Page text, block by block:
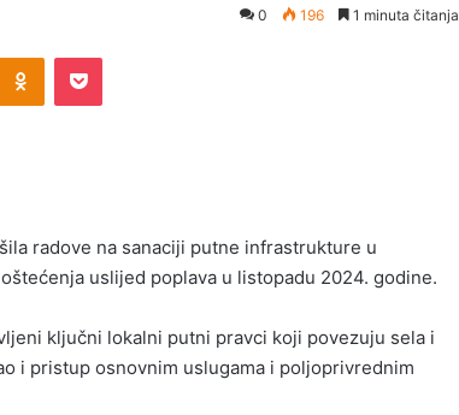
0 196 1 minuta čitanja
radove na sanaciji putne infrastrukture u
uslijed poplava u listopadu 2024. godine.
ključni lokalni putni pravci koji povezuju sela i
i pristup osnovnim uslugama i poljoprivrednim